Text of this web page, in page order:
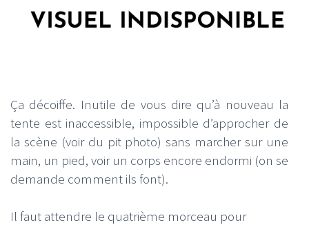
Ça décoiffe. Inutile de vous dire qu’à nouveau la
tente est inaccessible, impossible d’approcher de
la scène (voir du pit photo) sans marcher sur une
main, un pied, voir un corps encore endormi (on se
demande comment ils font).
Il faut attendre le quatrième morceau pour